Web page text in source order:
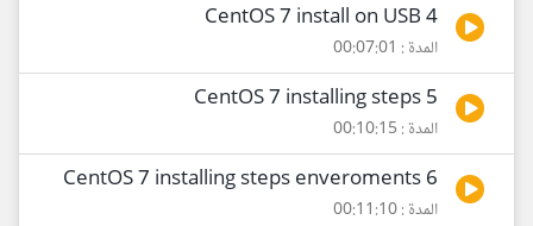
4 CentOS 7 install on USB
المدة : 00:07:01
5 CentOS 7 installing steps
المدة : 00:10:15
6 CentOS 7 installing steps enveroments
المدة : 00:11:10